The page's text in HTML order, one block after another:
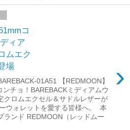
コ
ィア
ムエク
場
›
01A51 【REDMOON】
ンチョ！BAREBACKミディアムウ
クロムエクセル＆サドルレザーが
ウォレットを愛する皆様へ。 本
ランド REDMOON（レッドムー